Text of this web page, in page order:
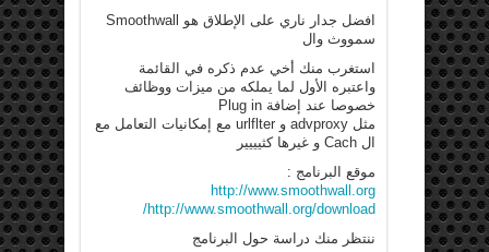
افضل جدار ناري على الإطلاق هو Smoothwall
سمووث وال
استغرب منك أخي عدم ذكره في القائمة
واعتبره الأول لما يملكه من ميزات ووظائف
خصوصا عند إضافة Plug in
مثل advproxy و urlflter مع إمكانيات التعامل مع
ال Cach و غيرها كثيييير
موقع البرنامج :
http://www.smoothwall.org
http://www.smoothwall.org/download/
ننتظر منك دراسة حول البرنامج